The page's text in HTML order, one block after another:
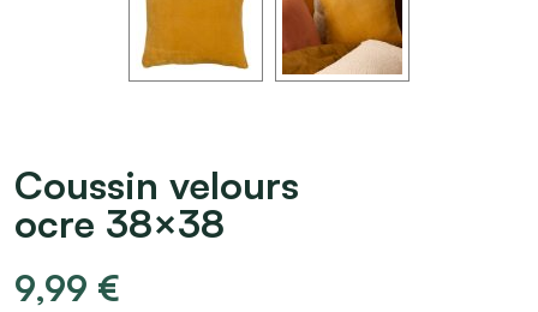
Coussin velours
ocre 38×38
9,99 €